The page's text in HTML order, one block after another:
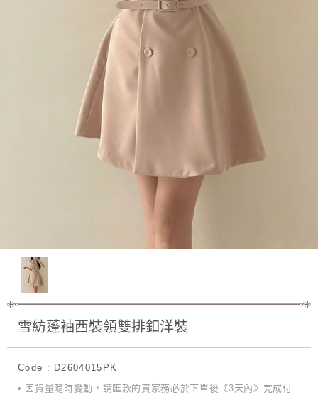
雪紡蓬袖西裝領雙排釦洋裝
Code : D2604015PK
• 因貨量隨時變動，請匯款的買家務必於下單後《3天內》完成付